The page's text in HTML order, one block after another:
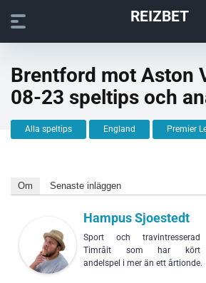
REIZBET
Brentford mot Aston
08-23 speltips och
Alla speltips England Premier
Om Senaste inläggen
Hampus Sjoestedt
Sport och travintresserad
Timråit som har kört
andelspel i mer än ett årtionde.